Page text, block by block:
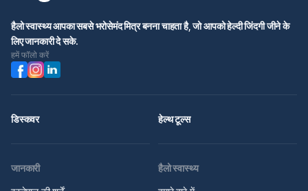
हैलो स्वास्थ्य आपका सबसे भरोसेमंद मित्र बनना चाहता है, जो आपको हेल्दी जिंदगी जीने के
लिए जानकारी दे सके.
हमें फॉलो करें
डिस्कवर हेल्थ टूल्स
जानकारी
हैलो स्वास्थ्य